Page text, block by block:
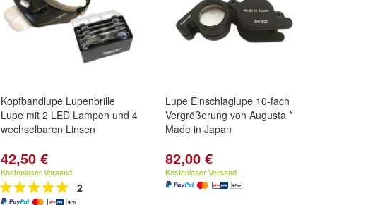
Kopfbandlupe Lupenbrille
Lupe mit 2 LED Lampen und 4
wechselbaren Linsen
42,50 €
Kostenloser Versand
2
Lupe Einschlaglupe 10-fach
Vergrößerung von Augusta *
Made in Japan
82,00 €
Kostenloser Versand